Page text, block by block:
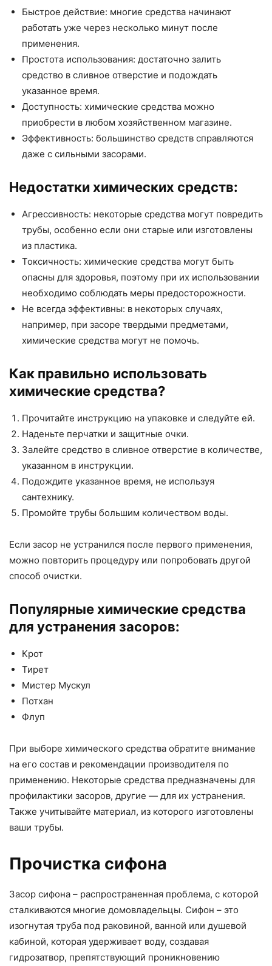
Быстрое действие: многие средства начинают
работать уже через несколько минут после
применения.
Простота использования: достаточно залить
средство в сливное отверстие и подождать
указанное время.
Доступность: химические средства можно
приобрести в любом хозяйственном магазине.
Эффективность: большинство средств справляются
даже с сильными засорами.
Недостатки химических средств:
Агрессивность: некоторые средства могут повредить
трубы, особенно если они старые или изготовлены
из пластика.
Токсичность: химические средства могут быть
опасны для здоровья, поэтому при их использовании
необходимо соблюдать меры предосторожности.
Не всегда эффективны: в некоторых случаях,
например, при засоре твердыми предметами,
химические средства могут не помочь.
Как правильно использовать
химические средства?
Прочитайте инструкцию на упаковке и следуйте ей.
Наденьте перчатки и защитные очки.
Залейте средство в сливное отверстие в количестве,
указанном в инструкции.
Подождите указанное время, не используя
сантехнику.
Промойте трубы большим количеством воды.
Если засор не устранился после первого применения,
можно повторить процедуру или попробовать другой
способ очистки.
Популярные химические средства
для устранения засоров:
Крот
Тирет
Мистер Мускул
Потхан
Флуп
При выборе химического средства обратите внимание
на его состав и рекомендации производителя по
применению. Некоторые средства предназначены для
профилактики засоров, другие — для их устранения.
Также учитывайте материал, из которого изготовлены
ваши трубы.
Прочистка сифона
Засор сифона – распространенная проблема, с которой
сталкиваются многие домовладельцы. Сифон – это
изогнутая труба под раковиной, ванной или душевой
кабиной, которая удерживает воду, создавая
гидрозатвор, препятствующий проникновению